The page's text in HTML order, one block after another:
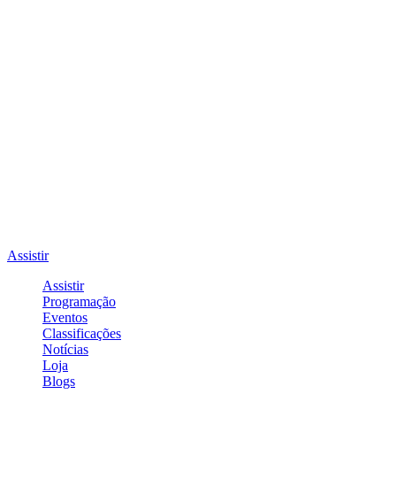
Assistir
Assistir
Programação
Eventos
Classificações
Notícias
Loja
Blogs